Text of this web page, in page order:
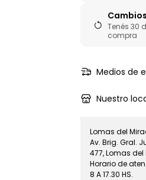
Tenés 30
compra
Medios de
Nuestro
Lomas del
Av. Brig. Gral.
477, Lomas del
Horario de
8 A 17.30 HS.